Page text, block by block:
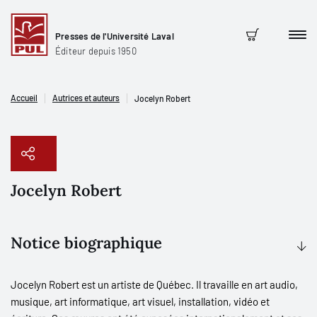
Presses de l'Université Laval
Éditeur depuis 1950
Panier
Accueil Autrices et auteurs Jocelyn Robert
Jocelyn Robert
Notice biographique
Jocelyn Robert est un artiste de Québec. Il travaille en art audio,
musique, art informatique, art visuel, installation, vidéo et